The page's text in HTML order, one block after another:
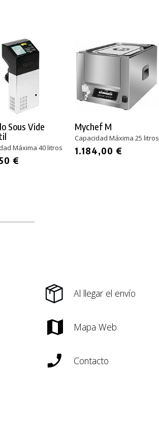
Sous Vide
Máxima 40 litros
€
Mychef M
Capacidad Máxima 25 litros
1.184,00 €
Al llegar el envío
Mapa Web
Contacto